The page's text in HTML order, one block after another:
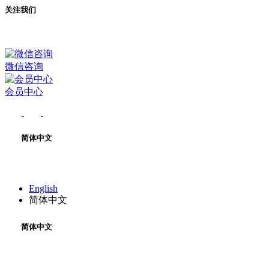
关注我们
微信咨询
会员中心
简体中文
English
简体中文
简体中文